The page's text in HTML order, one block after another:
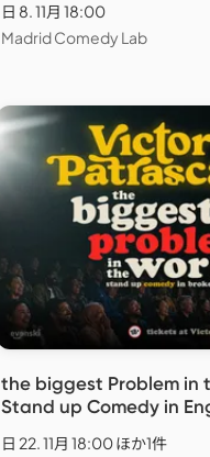
日 8. 11月 18:00
Madrid Comedy Lab
the biggest Problem in
Stand up Comedy in
日 22. 11月 18:00 ほか1件